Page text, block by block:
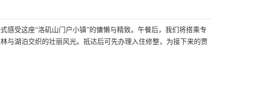
感受这座“洛矶山门户小镇”的慵懒与精致。午餐后，我们将搭乘专
与湖泊交织的壮丽风光。抵达后可先办理入住修整，为接下来的贾